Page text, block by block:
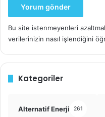
Bu site istenmeyenleri
verilerinizin nasıl işlendiğini
Kategoriler
Alternatif Enerji 261